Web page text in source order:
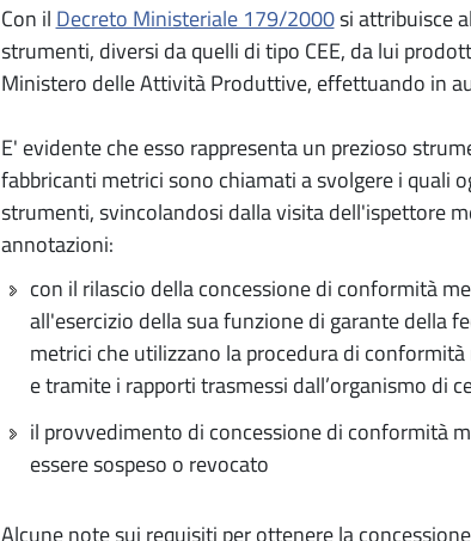
Con il Decreto Ministeriale 179/2000si attribuisce
strumenti, diversi da quelli di tipo CEE, da lui
Ministero delle Attività Produttive, effettuando in
E' evidente che esso rappresenta un prezioso
fabbricanti metrici sono chiamati a svolgere i quali
strumenti, svincolandosi dalla visita dell'ispettore
annotazioni:
con il rilascio della concessione di conformità
all'esercizio della sua funzione di garante della
metrici che utilizzano la procedura di
e tramite i rapporti trasmessi dall’organismo di
il provvedimento di concessione di conformità
essere sospeso o revocato
Alcune note sui requisiti per ottenere la